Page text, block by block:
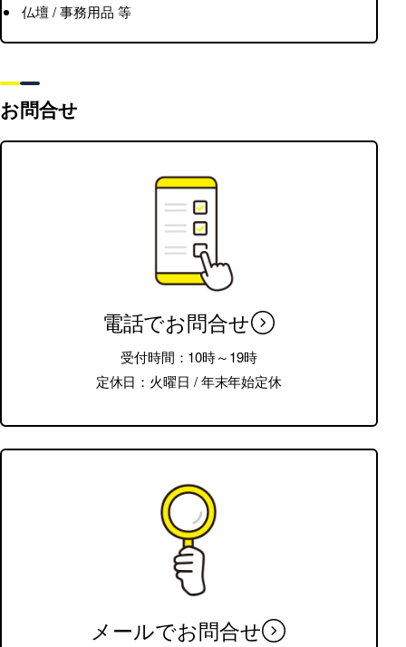
仏壇 / 事務用品 等
お問合せ
電話でお問合せ
受付時間：10時～19時
定休日：火曜日 / 年末年始定休
メールでお問合せ